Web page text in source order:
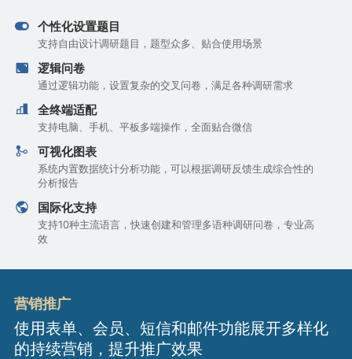
个性化设置题目
支持自由设计调研题目，题型众多、贴合使用场景
逻辑问卷
通过逻辑功能，设置复杂的交叉问卷，满足各种调研需求
全终端适配
支持电脑、手机、平板多端操作，全面贴合微信
可视化图表
系统内置数据统计分析功能，可以根据调研反馈生成综合性的
分析报告
国际化支持
支持10种主流语言，快速创建和管理多语种调研问卷，专业高
效
营销推广
使用表单、会员、短信和邮件功能展开多样化
的持续营销，提升推广效果